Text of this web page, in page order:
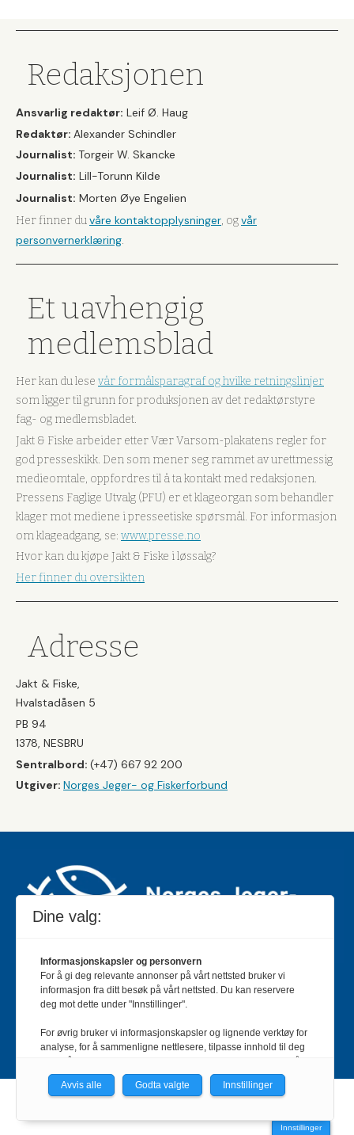
Redaksjonen
Ansvarlig redaktør: Leif Ø. Haug
Redaktør: Alexander Schindler
Journalist: Torgeir W. Skancke
Journalist: Lill-Torunn Kilde
Journalist: Morten Øye Engelien
Her finner duvåre kontaktopplysninger, ogvår
personvernerklæring.
Et uavhengig
medlemsblad
Her kan du lese vår formålsparagraf og hvilke retningslinjer
som ligger til grunn for produksjonen av det redaktørstyre
fag- og medlemsbladet.
Jakt & Fiske arbeider etter Vær Varsom-plakatens regler for
god presseskikk. Den som mener seg rammet av urettmessig
medieomtale, oppfordres til å ta kontakt med redaksjonen.
Pressens Faglige Utvalg (PFU) er et klageorgan som behandler
klager mot mediene i presseetiske spørsmål. For informasjon
om klageadgang, se: www.presse.no
Hvor kan du kjøpe Jakt & Fiske i løssalg?
Her finner du oversikten
Adresse
Jakt & Fiske,
Hvalstadåsen 5
PB 94
1378, NESBRU
Sentralbord: (+47) 667 92 200
Utgiver: Norges Jeger- og Fiskerforbund
Jakt & Fiske er landets største og eldste magasin for
jakt- og fiskeinteresserte med 195 000 månedlige
Bladet er en månedlig publikasjon og utgis av Norges
Jeger- og Fiskerforbund.
Meld deg inn her
Innstillinger
Dine valg:
Informasjonskapsler og personvern
For å gi deg relevante annonser på vårt nettsted bruker vi
informasjon fra ditt besøk på vårt nettsted. Du kan reservere
deg mot dette under "Innstillinger".
For øvrig bruker vi informasjonskapsler og lignende verktøy for
analyse, for å sammenligne nettlesere, tilpasse innhold til deg
personvernerklæring.
du få relevante annonser på nettstedene til medlemmene i
nettverket basert på informasjon fra dine besøk på tvers av
Avvis alle Godta valgte Innstillinger